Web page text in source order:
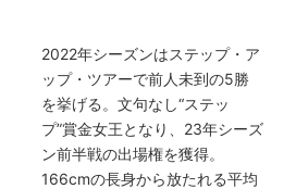
2022年シーズンはステップ・ア
ップ・ツアーで前人未到の5勝
を挙げる。文句なし“ステッ
プ”賞金女王となり、23年シーズ
ン前半戦の出場権を獲得。
166cmの長身から放たれる平均